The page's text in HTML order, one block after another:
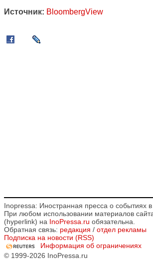
Источник: BloombergView
Inopressa: Иностранная пресса о событиях
При любом использовании материалов
(hyperlink) на InoPressa.ru обязательна.
Обратная связь: редакция / отдел рекламы
Подписка на новости (RSS)
Информация об ограничениях
© 1999-2026 InoPressa.ru